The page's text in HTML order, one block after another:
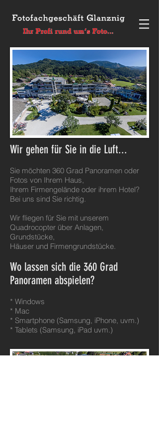
Wir gehen für Sie in die Luft...
Sie möchten 360 Grad Panoramen oder
Fotos von Ihrem Haus,
Ihrem Firmengelände oder ihrem Hotel?
Bei uns sind Sie richtig.
Wir fliegen für Sie mit unserem
Quadrocopter über Anlagen,
Grundstücke,
Häuser und Firmengrundstücke.
Wo lassen sich die 360 Grad
Panoramen abspielen?
* Windows
* Mac
* Smartphone (Samsung, iPhone, uvm.)
* Tablets (Samsung, iPad uvm.)